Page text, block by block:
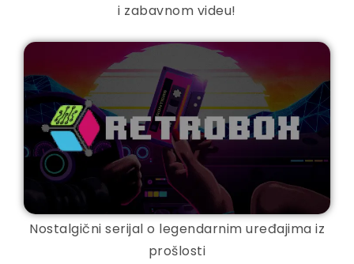
i zabavnom videu!
Nostalgični serijal o legendarnim uređajima iz
prošlosti